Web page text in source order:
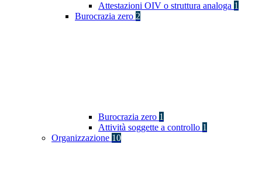
Attestazioni OIV o struttura analoga 1
Burocrazia zero 2
Burocrazia zero 1
Attività soggette a controllo 1
Organizzazione 10